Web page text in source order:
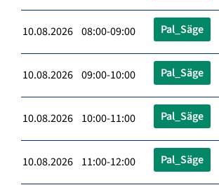
10.08.2026 08:00-09:00 Pal_Säge
10.08.2026 09:00-10:00 Pal_Säge
10.08.2026 10:00-11:00 Pal_Säge
10.08.2026 11:00-12:00 Pal_Säge